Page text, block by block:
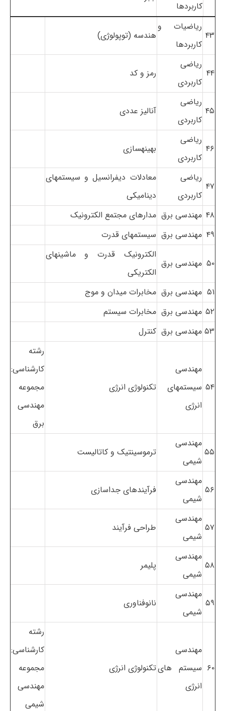
کاربردها
۴۳
ریاضیات و
کاربردها
هندسه (توپولوژی)
۴۴
ریاضی
کاربردی
رمز و کد
۴۵
ریاضی
کاربردی
آنالیز عددی
۴۶
ریاضی
کاربردی
بهینهسازی
۴۷
ریاضی
کاربردی
معادلات دیفرانسیل و سیستمهای
دینامیکی
۴۸ مهندسی برق مدارهای مجتمع الکترونیک
۴۹ مهندسی برق سیستمهای قدرت
۵۰ مهندسی برق
الکترونیک قدرت و ماشینهای
الکتریکی
۵۱ مهندسی برق مخابرات میدان و موج
۵۲ مهندسی برق مخابرات سیستم
۵۳ مهندسی برق کنترل
۵۴
مهندسی
سیستمهای
انرژی
تکنولوژی انرژی
رشته
کارشناسی:
مجموعه
مهندسی
برق
۵۵
مهندسی
شیمی
ترموسینتیک و کاتالیست
۵۶
مهندسی
شیمی
فرآیندهای جداسازی
۵۷
مهندسی
شیمی
طراحی فرآیند
۵۸
مهندسی
شیمی
پلیمر
۵۹
مهندسی
شیمی
نانوفناوری
۶۰
مهندسی
سیستم های
انرژی
تکنولوژی انرژی
رشته
کارشناسی:
مجموعه
مهندسی
شیمی